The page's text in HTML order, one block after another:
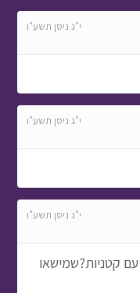
י"ג ניסן תשע"ו
י"ג ניסן תשע"ו
י"ג ניסן תשע"ו
קטניות?שמישאו